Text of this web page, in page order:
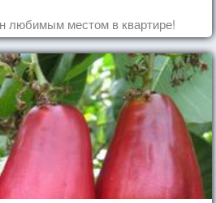
любимым местом в квартире!